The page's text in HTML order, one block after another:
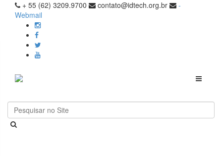
+ 55 (62) 3209.9700 contato@idtech.org.br
-
Webmail
Toggle